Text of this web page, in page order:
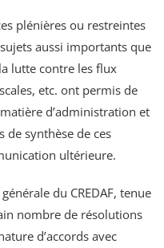
plénières ou restreintes
aussi importants que
lutte contre les flux
etc. ont permis de
d’administration et
de synthèse de ces
ultérieure.
du CREDAF, tenue
nombre de résolutions
d’accords avec